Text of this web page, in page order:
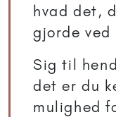
hvad det,
gjorde ved
Sig til
det er du
mulighed